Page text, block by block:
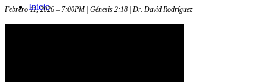
Inicio
Febrero 11, 2026 – 7:00PM | Génesis 2:18 | Dr. David Rodríguez